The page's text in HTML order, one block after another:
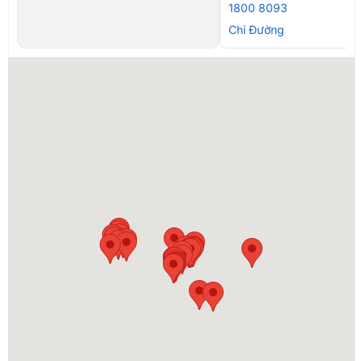
1800 8093
Chỉ Đường